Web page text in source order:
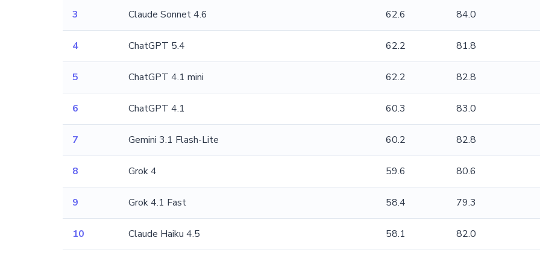
3 Claude Sonnet 4.6 62.6 84.0
4 ChatGPT 5.4 62.2 81.8
5 ChatGPT 4.1 mini 62.2 82.8
6 ChatGPT 4.1 60.3 83.0
7 Gemini 3.1 Flash-Lite 60.2 82.8
8 Grok 4 59.6 80.6
9 Grok 4.1 Fast 58.4 79.3
10 Claude Haiku 4.5 58.1 82.0